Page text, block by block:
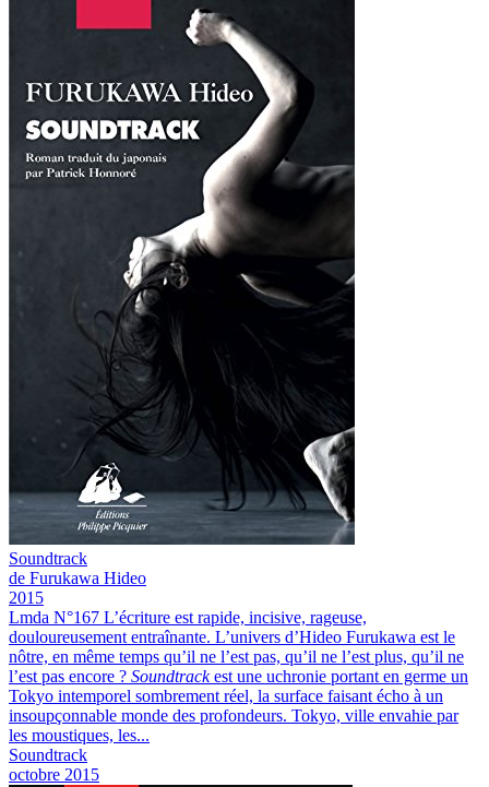
Soundtrack
de Furukawa Hideo
2015
Lmda N°167 L’écriture est rapide, incisive, rageuse,
douloureusement entraînante. L’univers d’Hideo Furukawa est le
nôtre, en même temps qu’il ne l’est pas, qu’il ne l’est plus, qu’il ne
l’est pas encore ? Soundtrackest une uchronie portant en germe un
Tokyo intemporel sombrement réel, la surface faisant écho à un
insoupçonnable monde des profondeurs. Tokyo, ville envahie par
les moustiques, les...
Soundtrack
octobre 2015